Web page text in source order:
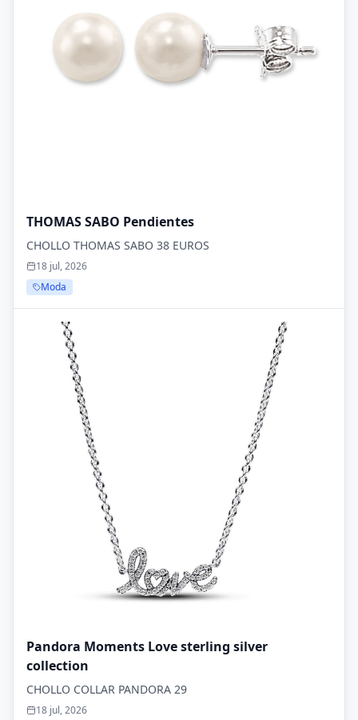
THOMAS SABO Pendientes
CHOLLO THOMAS SABO 38 EUROS
18 jul, 2026
Moda
Pandora Moments Love sterling silver
collection
CHOLLO COLLAR PANDORA 29
18 jul, 2026